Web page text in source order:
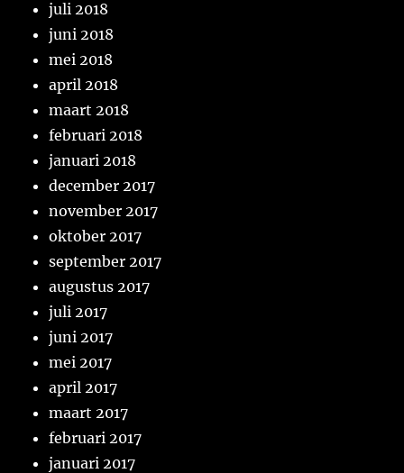
juli 2018
juni 2018
mei 2018
april 2018
maart 2018
februari 2018
januari 2018
december 2017
november 2017
oktober 2017
september 2017
augustus 2017
juli 2017
juni 2017
mei 2017
april 2017
maart 2017
februari 2017
januari 2017